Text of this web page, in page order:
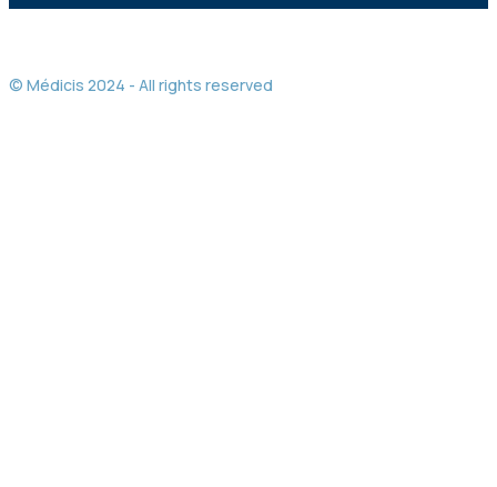
© Médicis 2024 - All rights reserved